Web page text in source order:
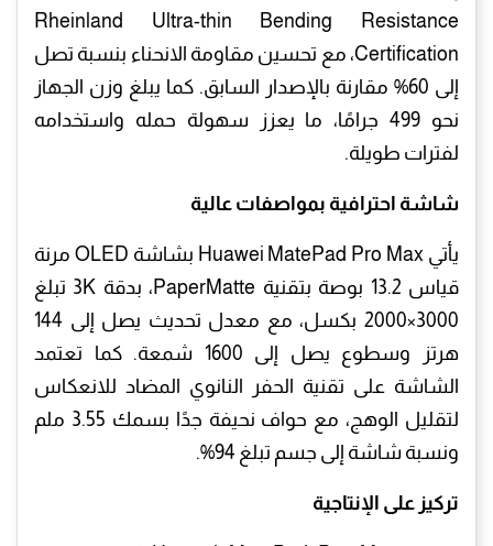
Rheinland Ultra-thin Bending Resistance
Certification، مع تحسين مقاومة الانحناء بنسبة تصل
إلى 60% مقارنة بالإصدار السابق. كما يبلغ وزن الجهاز
نحو 499 جرامًا، ما يعزز سهولة حمله واستخدامه
لفترات طويلة.
شاشة احترافية بمواصفات عالية
يأتي Huawei MatePad Pro Max بشاشة OLED مرنة
قياس 13.2 بوصة بتقنية PaperMatte، بدقة 3K تبلغ
3000×2000 بكسل، مع معدل تحديث يصل إلى 144
هرتز وسطوع يصل إلى 1600 شمعة. كما تعتمد
الشاشة على تقنية الحفر النانوي المضاد للانعكاس
لتقليل الوهج، مع حواف نحيفة جدًا بسمك 3.55 ملم
ونسبة شاشة إلى جسم تبلغ 94%.
تركيز على الإنتاجية